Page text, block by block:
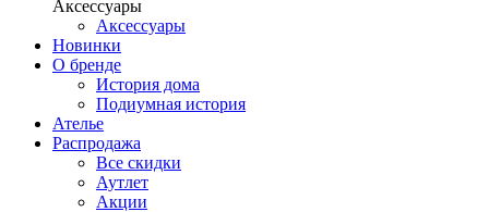
Аксессуары
Аксессуары
Новинки
О бренде
История дома
Подиумная история
Ателье
Распродажа
Все скидки
Аутлет
Акции